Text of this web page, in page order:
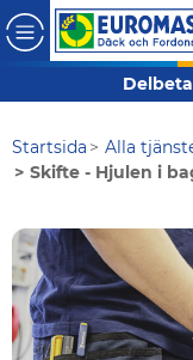
Startsida Alla
Skifte - Hjulen i